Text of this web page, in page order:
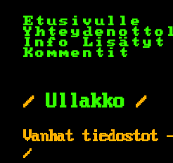
Etusivulle
Info
Lisätyt
Kommentit
/ Ullakko /
Vanhat tiedostot
/